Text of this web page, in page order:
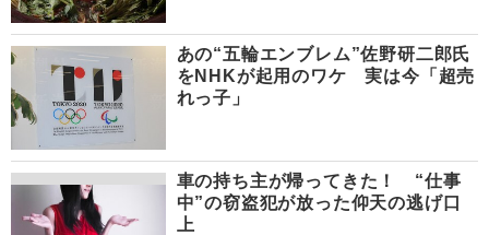
あの“五輪エンブレム”佐野研二郎氏
をNHKが起用のワケ 実は今「超売
れっ子」
車の持ち主が帰ってきた！ “仕事
中”の窃盗犯が放った仰天の逃げ口
上